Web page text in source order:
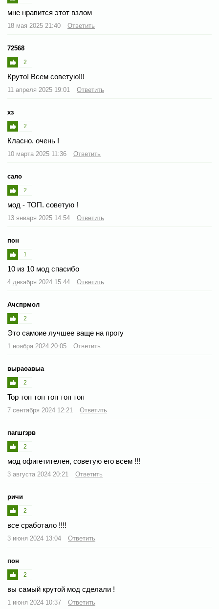
мне нравится этот взлом
18 мая 2025 21:40 Ответить
72568
2
Круто! Всем советую!!!
11 апреля 2025 19:01 Ответить
хз
2
Класно. очень !
10 марта 2025 11:36 Ответить
сало
2
мод - ТОП. советую !
13 января 2025 14:54 Ответить
пон
1
10 из 10 мод спасибо
4 декабря 2024 15:44 Ответить
Ачспрмол
2
Это самоие лучшее ваще на прогу
1 ноября 2024 20:05 Ответить
выраоавыа
2
Top топ топ топ топ топ
7 сентября 2024 12:21 Ответить
пагшгзрв
2
мод офигетителен, советую его всем !!!
3 августа 2024 20:21 Ответить
ричи
2
все сработало !!!!
3 июня 2024 13:04 Ответить
пон
2
вы самый крутой мод сделали !
1 июня 2024 10:37 Ответить